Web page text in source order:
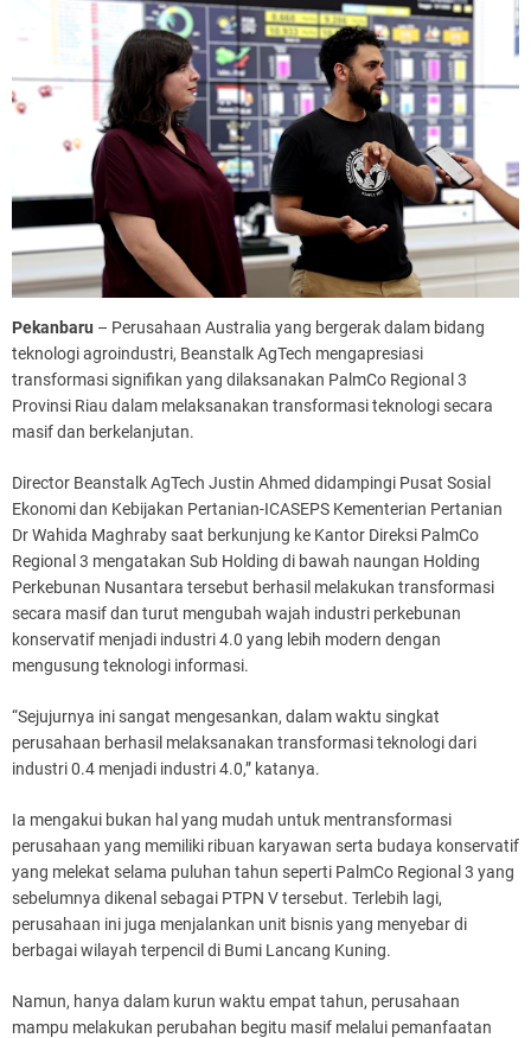
Pekanbaru – Perusahaan Australia yang bergerak dalam bidang
teknologi agroindustri, Beanstalk AgTech mengapresiasi
transformasi signifikan yang dilaksanakan PalmCo Regional 3
Provinsi Riau dalam melaksanakan transformasi teknologi secara
masif dan berkelanjutan.
Director Beanstalk AgTech Justin Ahmed didampingi Pusat Sosial
Ekonomi dan Kebijakan Pertanian-ICASEPS Kementerian Pertanian
Dr Wahida Maghraby saat berkunjung ke Kantor Direksi PalmCo
Regional 3 mengatakan Sub Holding di bawah naungan Holding
Perkebunan Nusantara tersebut berhasil melakukan transformasi
secara masif dan turut mengubah wajah industri perkebunan
konservatif menjadi industri 4.0 yang lebih modern dengan
mengusung teknologi informasi.
“Sejujurnya ini sangat mengesankan, dalam waktu singkat
perusahaan berhasil melaksanakan transformasi teknologi dari
industri 0.4 menjadi industri 4.0,” katanya.
Ia mengakui bukan hal yang mudah untuk mentransformasi
perusahaan yang memiliki ribuan karyawan serta budaya konservatif
yang melekat selama puluhan tahun seperti PalmCo Regional 3 yang
sebelumnya dikenal sebagai PTPN V tersebut. Terlebih lagi,
perusahaan ini juga menjalankan unit bisnis yang menyebar di
berbagai wilayah terpencil di Bumi Lancang Kuning.
Namun, hanya dalam kurun waktu empat tahun, perusahaan
mampu melakukan perubahan begitu masif melalui pemanfaatan